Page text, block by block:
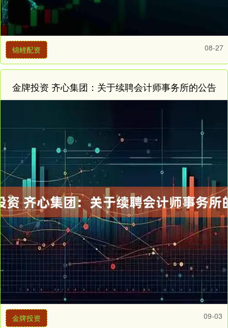
锦鲤配资 08-27
金牌投资 齐心集团：关于续聘会计师事务所的公告
金牌投资 09-03